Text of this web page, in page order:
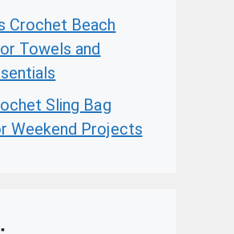
Crochet Beach
Towels and
Sling Bag
Weekend Projects